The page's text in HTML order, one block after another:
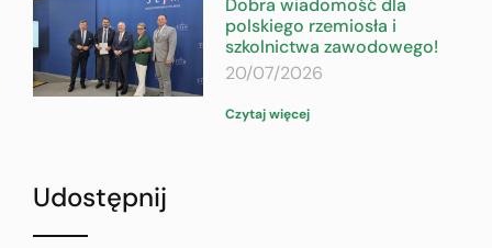
Dobra wiadomość dla
polskiego rzemiosła i
szkolnictwa zawodowego!
20/07/2026
Czytaj więcej
Udostępnij